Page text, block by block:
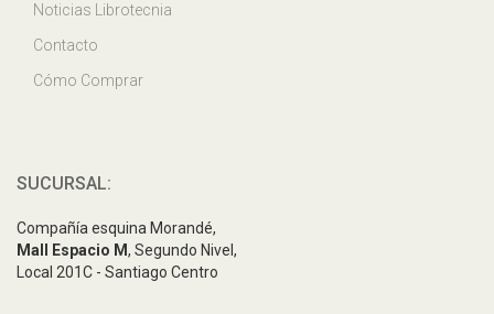
Noticias Librotecnia
Contacto
Cómo Comprar
SUCURSAL:
Compañía esquina Morandé,
Mall Espacio M, Segundo Nivel,
Local 201C - Santiago Centro